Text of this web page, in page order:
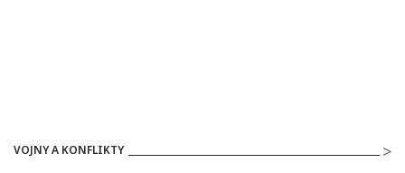
VOJNY A KONFLIKTY